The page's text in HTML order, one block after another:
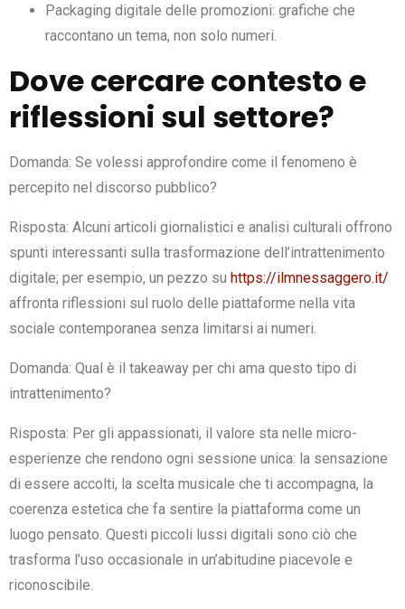
Packaging digitale delle promozioni: grafiche che
raccontano un tema, non solo numeri.
Dove cercare contesto e
riflessioni sul settore?
Domanda: Se volessi approfondire come il fenomeno è
percepito nel discorso pubblico?
Risposta: Alcuni articoli giornalistici e analisi culturali offrono
spunti interessanti sulla trasformazione dell’intrattenimento
digitale; per esempio, un pezzo su https://ilmnessaggero.it/
affronta riflessioni sul ruolo delle piattaforme nella vita
sociale contemporanea senza limitarsi ai numeri.
Domanda: Qual è il takeaway per chi ama questo tipo di
intrattenimento?
Risposta: Per gli appassionati, il valore sta nelle micro-
esperienze che rendono ogni sessione unica: la sensazione
di essere accolti, la scelta musicale che ti accompagna, la
coerenza estetica che fa sentire la piattaforma come un
luogo pensato. Questi piccoli lussi digitali sono ciò che
trasforma l’uso occasionale in un’abitudine piacevole e
riconoscibile.